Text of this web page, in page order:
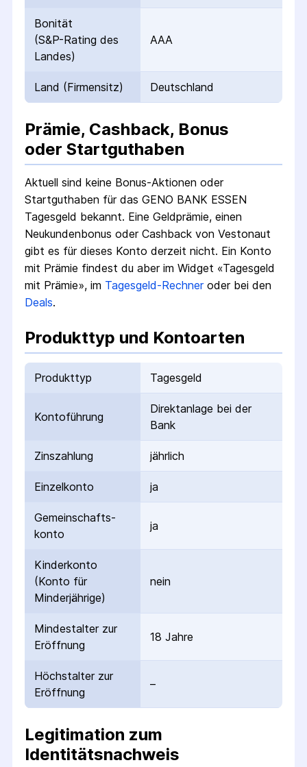
Bonität
(S&P-Rating des
Landes)
AAA
Land (Firmensitz) Deutschland
Prämie, Cashback, Bonus
oder Startguthaben
Aktuell sind keine Bonus-Aktionen oder
Startguthaben für das GENO BANK ESSEN
Tagesgeld bekannt. Eine Geldprämie, einen
Neukundenbonus oder Cashback von Vestonaut
gibt es für dieses Konto derzeit nicht. Ein Konto
mit Prämie findest du aber im Widget «Tagesgeld
mit Prämie», im Tagesgeld-Rechneroder bei den
Deals.
Produkttyp und Kontoarten
Produkttyp Tagesgeld
Kontoführung
Direktanlage bei der
Bank
Zinszahlung jährlich
Einzelkonto ja
Gemeinschafts­
konto
ja
Kinderkonto
(Konto für
Minderjährige)
nein
Mindestalter zur
Eröffnung
18 Jahre
Höchstalter zur
Eröffnung
–
Legitimation zum
Identitätsnachweis